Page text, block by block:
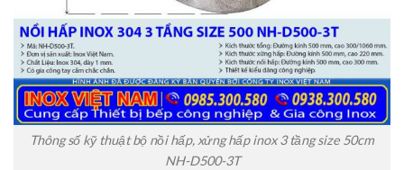
Thông số kỹ thuật bộ nồi hấp, xửng hấp inox 3 tầng size 50cm
NH-D500-3T